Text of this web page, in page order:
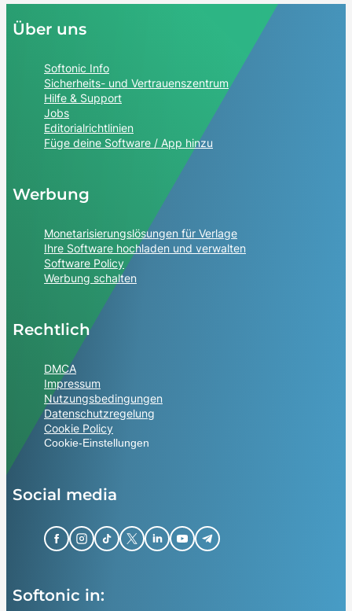
Über uns
Softonic Info
Sicherheits- und Vertrauenszentrum
Hilfe & Support
Jobs
Editorialrichtlinien
Füge deine Software / App hinzu
Werbung
Monetarisierungslösungen für Verlage
Ihre Software hochladen und verwalten
Software Policy
Werbung schalten
Rechtlich
DMCA
Impressum
Nutzungsbedingungen
Datenschutzregelung
Cookie Policy
Cookie-Einstellungen
Social media
Softonic in: